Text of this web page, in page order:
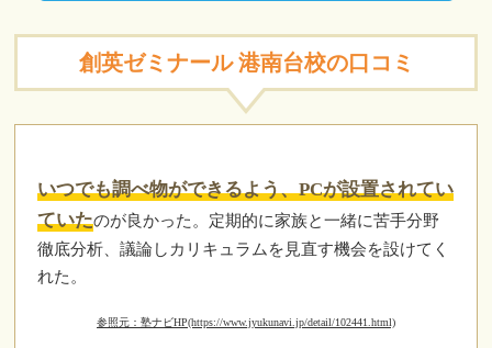
創英ゼミナール 港南台校の口コミ
いつでも調べ物ができるよう、PCが設置されてい
ていたのが良かった。定期的に家族と一緒に苦手分野
徹底分析、議論しカリキュラムを見直す機会を設けてく
れた。
参照元：塾ナビHP(https://www.jyukunavi.jp/detail/102441.html)